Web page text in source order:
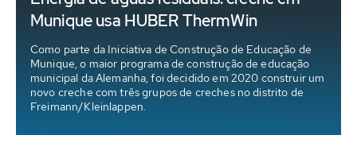
Munique usa HUBER ThermWin
Como parte da Iniciativa de Construção de Educação de
Munique, o maior programa de construção de educação
municipal da Alemanha, foi decidido em 2020 construir um
novo creche com três grupos de creches no distrito de
Freimann/Kleinlappen.